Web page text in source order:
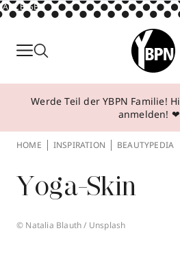
ANZEIGE
Parfum
Make-up
Behandlungen
Über YBPN
Aktionen
Werde Teil der YBPN Familie!
anmelden! ❤
HOME INSPIRATION BEAUTYPEDIA
Yoga-Skin
© Natalia Blauth / Unsplash